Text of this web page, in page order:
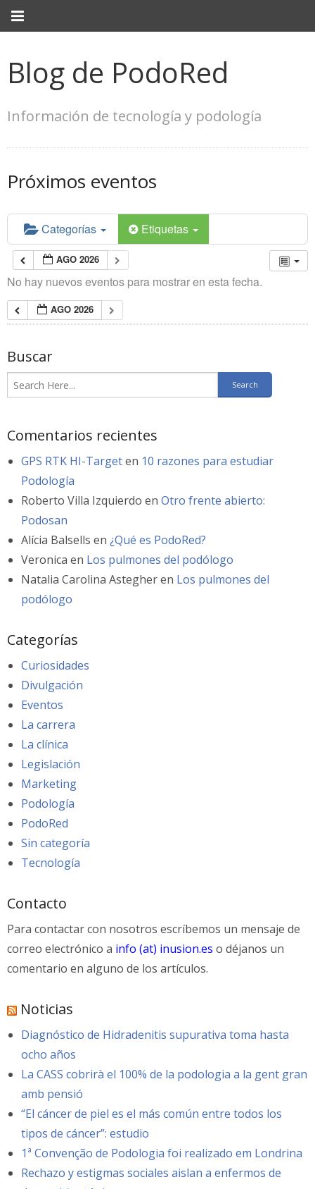
Blog de PodoRed
Información de tecnología y podología
Próximos eventos
Categorías Etiquetas
AGO 2026
No hay nuevos eventos para mostrar en esta fecha.
AGO 2026
Buscar
Comentarios recientes
GPS RTK HI-Targeten 10 razones para estudiar
Podología
Roberto Villa Izquierdo en Otro frente abierto:
Podosan
Alícia Balsells en ¿Qué es PodoRed?
Veronica en Los pulmones del podólogo
Natalia Carolina Astegheren Los pulmones del
podólogo
Categorías
Curiosidades
Divulgación
Eventos
La carrera
La clínica
Legislación
Marketing
Podología
PodoRed
Sin categoría
Tecnología
Contacto
Para contactar con nosotros escríbemos un mensaje de
correo electrónico a info (at) inusion.es o déjanos un
comentario en alguno de los artículos.
Noticias
Diagnóstico de Hidradenitis supurativa toma hasta
ocho años
La CASS cobrirà el 100% de la podologia a la gent gran
amb pensió
“El cáncer de piel es el más común entre todos los
tipos de cáncer”: estudio
1ª Convenção de Podologia foi realizado em Londrina
Rechazo y estigmas sociales aislan a enfermos de